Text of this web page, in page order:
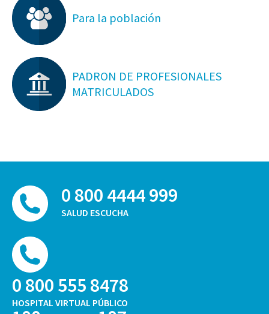
Para la población
PADRON DE PROFESIONALES
MATRICULADOS
0 800 4444 999
SALUD ESCUCHA
0 800 555 8478
HOSPITAL VIRTUAL PÚBLICO